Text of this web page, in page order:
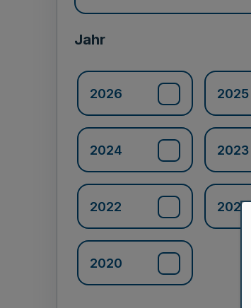
Jahr
2026 2025
2024 2023
2022 2021
2020